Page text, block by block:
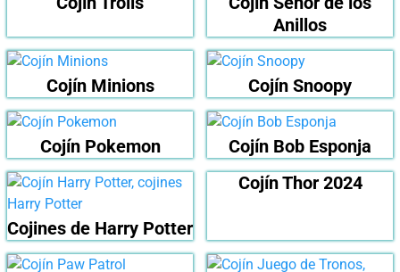
Anillos
Cojín Minions Cojín Snoopy
Cojín Pokemon Cojín Bob Esponja
Cojines de Harry Potter
Cojín Thor 2024